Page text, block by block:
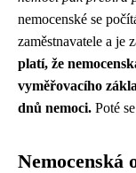
nemocenské se
zaměstnavatele a je
platí, že
vyměřovacího
dnů nemoci. Poté
Nemocenská